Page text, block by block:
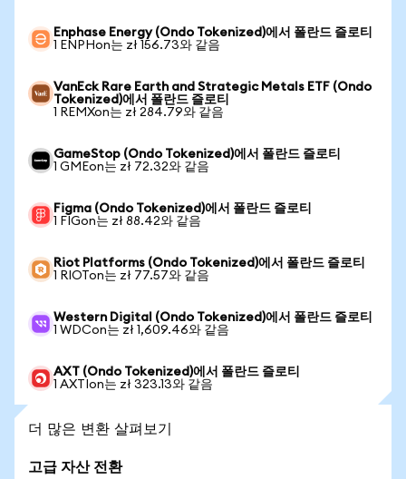
Enphase Energy (Ondo Tokenized)에서 폴란드 즐로티
1 ENPHon는 zł 156.73와 같음
VanEck Rare Earth and Strategic Metals ETF (Ondo
Tokenized)에서 폴란드 즐로티
1 REMXon는 zł 284.79와 같음
GameStop (Ondo Tokenized)에서 폴란드 즐로티
1 GMEon는 zł 72.32와 같음
Figma (Ondo Tokenized)에서 폴란드 즐로티
1 FIGon는 zł 88.42와 같음
Riot Platforms (Ondo Tokenized)에서 폴란드 즐로티
1 RIOTon는 zł 77.57와 같음
Western Digital (Ondo Tokenized)에서 폴란드 즐로티
1 WDCon는 zł 1,609.46와 같음
AXT (Ondo Tokenized)에서 폴란드 즐로티
1 AXTIon는 zł 323.13와 같음
더 많은 변환 살펴보기
고급 자산 전환